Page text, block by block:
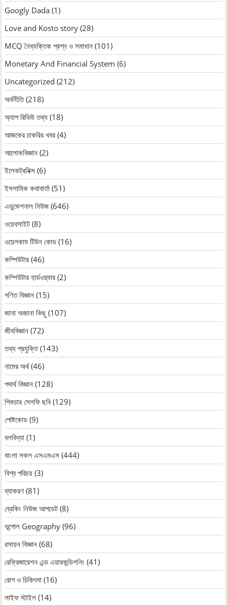
Googly Dada (1)
Love and Kosto story (28)
MCQ নৈব্যক্তিক প্রশ্ন ও সমাধান (101)
Monetary And Financial System (6)
Uncategorized (212)
অর্থনীতি(218)
অ্যাপ রিভিউ তথ্য (18)
আজকের চাকরির খবর (4)
আলোকবিজ্ঞান (2)
ইলেকট্রনিক্স (6)
ইসলামিক কথাবার্তা (51)
এডুকেশনাল নিউজ (646)
ওয়েবসাইট (8)
ওয়েলকাম টিউন কোড (16)
কম্পিউটার (46)
কম্পিউটার হার্ডওয়্যার (2)
গণিত বিজ্ঞান (15)
জানা অজানা কিছু (107)
জীববিজ্ঞান (72)
তথ্য প্রযুক্তি(143)
নামের অর্থ(46)
পদার্থ বিজ্ঞান (128)
পিকচার সেলফি ছবি (129)
পোষ্টকোড (9)
বলবিদ্যা (1)
বাংলা সকল এসএমএস (444)
বিশ্ব পরিচয় (3)
ব্যাকরণ (81)
ব্রেকিং নিউজ আপডেট (8)
ভূগোল Geography (96)
রসায়ন বিজ্ঞান (68)
রেফ্রিজারেশন এন্ড এয়ারকন্ডিশনিং (41)
রোগ ও চিকিৎসা (16)
লাইফ স্টাইল (14)